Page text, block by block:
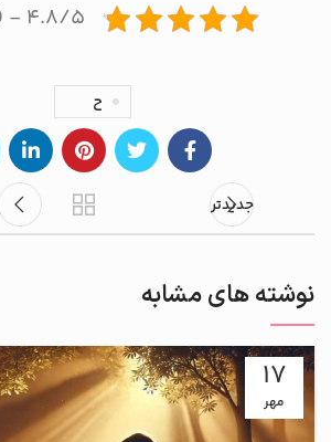
۴.۸/۵ - (۶ امتیاز)
ح
جدیدتر
نوشته های مشابه
17
مهر